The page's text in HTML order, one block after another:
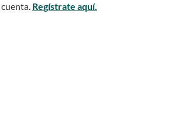
Regístrate aquí.